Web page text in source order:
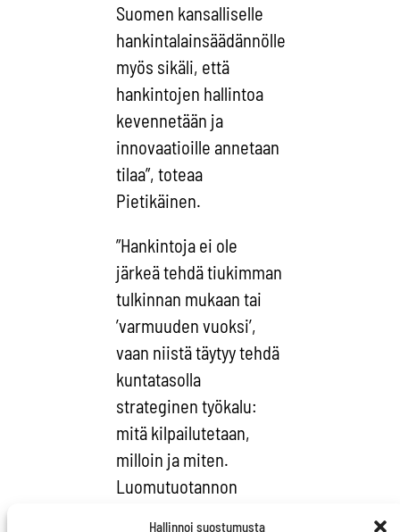
Hallinnoi suostumusta
Suomen kansalliselle
hankintalainsäädännölle
myös sikäli, että
hankintojen hallintoa
kevennetään ja
innovaatioille annetaan
tilaa”, toteaa
Pietikäinen.
”Hankintoja ei ole
järkeä tehdä tiukimman
tulkinnan mukaan tai
’varmuuden vuoksi’,
vaan niistä täytyy tehdä
kuntatasolla
strateginen työkalu:
mitä kilpailutetaan,
milloin ja miten.
Luomutuotannon